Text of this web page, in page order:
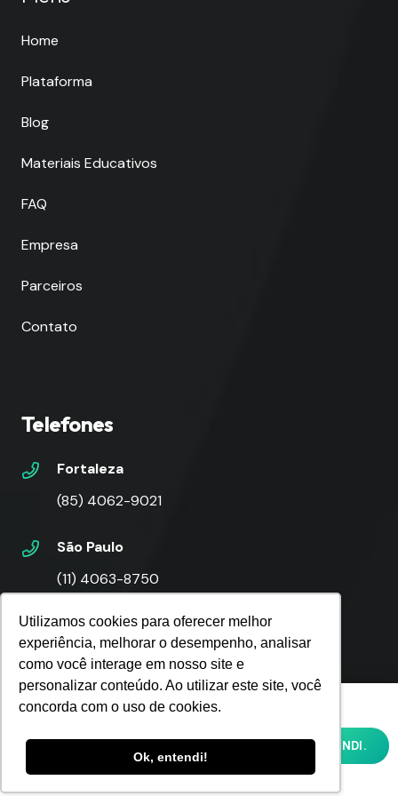
Utilizamos cookies para oferecer melhor
experiência, melhorar o desempenho, analisar
como você interage em nosso site e
personalizar conteúdo. Ao utilizar este site, você
concorda com o uso de cookies.
Ok, entendi!
Home
Plataforma
Blog
Materiais Educativos
FAQ
Empresa
Parceiros
Contato
Telefones
Fortaleza
(85) 4062-9021
São Paulo
(11) 4063-8750
Rio de Janeiro
(21) 4062-7791
Florianópolis
(48) 4052-8014
Utilizamos cookies para oferecer melhor
analisar como você interage em nosso site
e personalizar conteúdo. Ao utilizar este
site, você concorda com o uso de cookies e
nossaPOLÍTICA DE PRIVACIDADE E COOKIES
OK, ENTENDI.